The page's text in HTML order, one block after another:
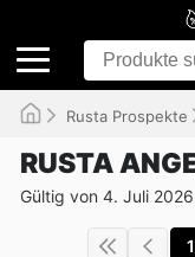
Rusta Prospekte
RUSTA
Gültig von 4. Juli
1